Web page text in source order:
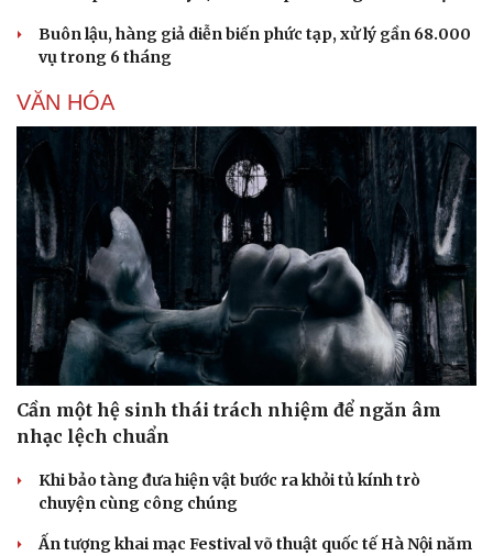
Buôn lậu, hàng giả diễn biến phức tạp, xử lý gần 68.000
vụ trong 6 tháng
VĂN HÓA
Cần một hệ sinh thái trách nhiệm để ngăn âm
nhạc lệch chuẩn
Khi bảo tàng đưa hiện vật bước ra khỏi tủ kính trò
chuyện cùng công chúng
Ấn tượng khai mạc Festival võ thuật quốc tế Hà Nội năm